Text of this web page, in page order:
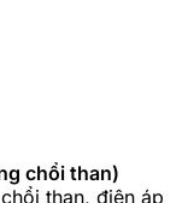
chổi than)
than, điện áp